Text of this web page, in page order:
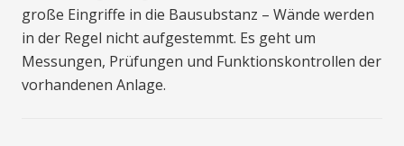
große Eingriffe in die Bausubstanz – Wände werden
in der Regel nicht aufgestemmt. Es geht um
Messungen, Prüfungen und Funktionskontrollen der
vorhandenen Anlage.